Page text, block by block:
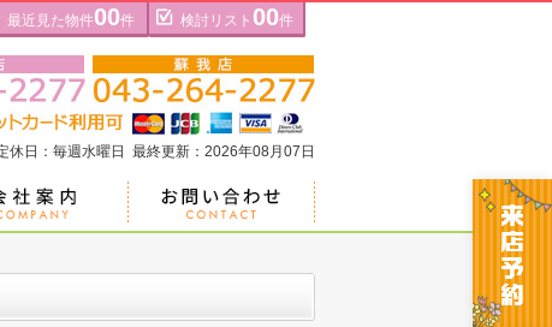
最近見た物件00件 検討リスト 00件
日：毎週水曜日 最終更新：2026年08月07日